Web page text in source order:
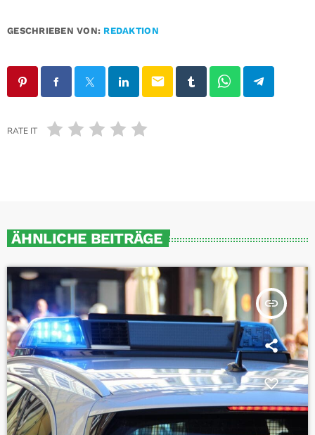
GESCHRIEBEN VON: REDAKTION
email
RATE IT
ÄHNLICHE BEITRÄGE
insert_link